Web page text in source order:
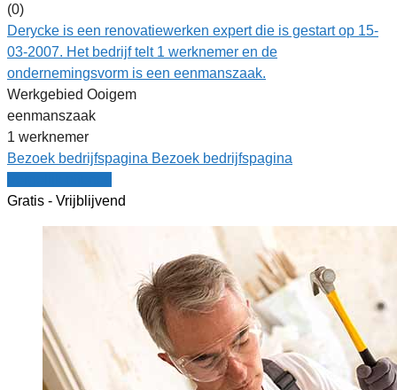
(0)
Derycke is een renovatiewerken expert die is gestart op 15-
03-2007. Het bedrijf telt 1 werknemer en de
ondernemingsvorm is een eenmanszaak.
Werkgebied Ooigem
eenmanszaak
1 werknemer
Bezoek bedrijfspagina Bezoek bedrijfspagina
Gratis - Vrijblijvend